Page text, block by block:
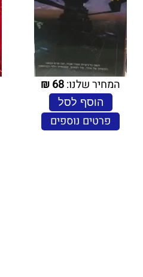
המחיר שלנו:68
₪
הוסף לסל
פרטים נוספים